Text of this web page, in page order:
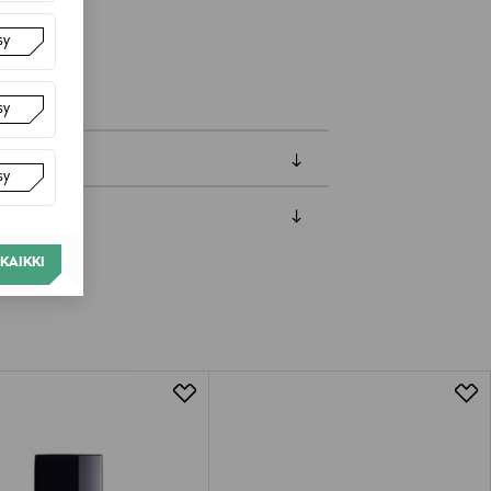
valittuun osoitteeseen.
tuotteen vastaanottamisesta.
tuotteen sinetin tulee olla ehjä.